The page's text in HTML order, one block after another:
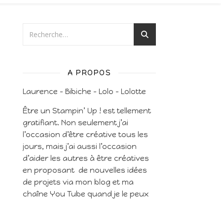
A PROPOS
Laurence – Bibiche – Lolo – Lolotte
Être un Stampin’ Up ! est tellement
gratifiant. Non seulement j’ai
l’occasion d’être créative tous les
jours, mais j’ai aussi l’occasion
d’aider les autres à être créatives
en proposant de nouvelles idées
de projets via mon blog et ma
chaîne You Tube quand je le peux